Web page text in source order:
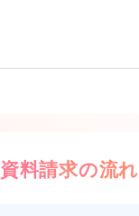
資料請求の流れ